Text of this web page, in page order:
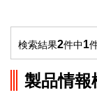
検索結果2件中1
製品情報